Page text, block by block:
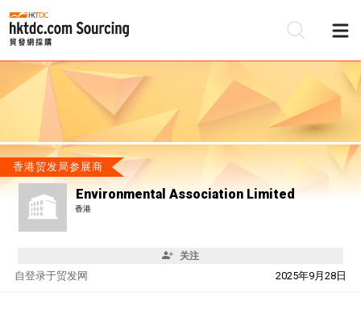
香港贸发局参展商
Environmental Association Limited
香港
关注
自 2025年9月28日
登录于贸发网